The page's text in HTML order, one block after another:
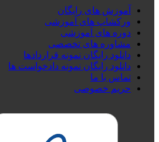
آموزش های رایگان
ورکشاپ های آموزشی
دوره های آموزشی
مشاوره های تخصصی
دانلود رایگان نمونه قراردادها
دانلود رایگان نمونه دادخواست ها
تماس با ما
حریم خصوصی